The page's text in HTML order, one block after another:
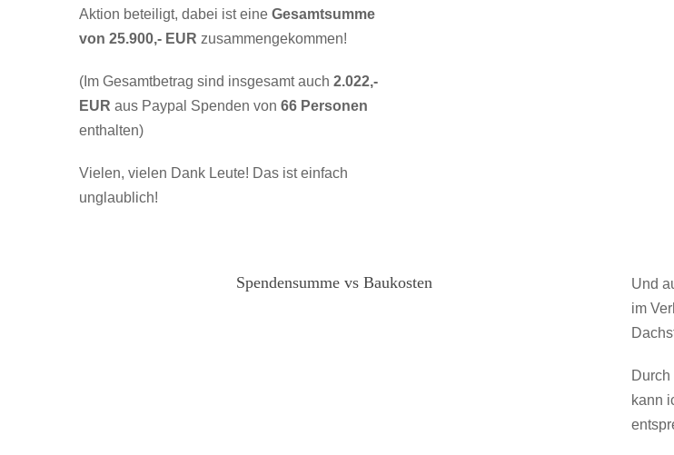
Aktion beteiligt, dabei ist eineGesamtsumme
von 25.900,- EUR zusammengekommen!
(Im Gesamtbetrag sind insgesamt auch 2.022,-
EUR aus Paypal Spenden von 66 Personen
enthalten)
Vielen, vielen Dank Leute! Das ist einfach
unglaublich!
Spendensumme vs Baukosten
Und
im
kann